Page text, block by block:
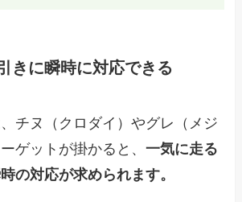
きに瞬時に対応できる
チヌ（クロダイ）やグレ（メジ
ゲットが掛かると、一気に走る
の対応が求められます。